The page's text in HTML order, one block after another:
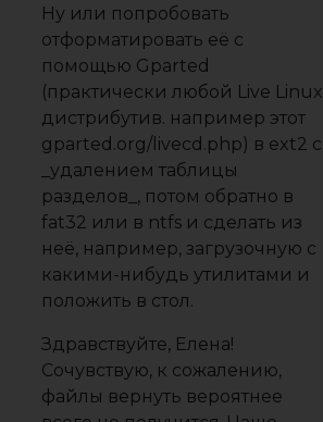
Ну или попробовать
отформатировать её с
помощью Gparted
(практически любой Live Linux
дистрибутив. например этот
gparted.org/livecd.php) в ext2 с
_удалением таблицы
разделов_, потом обратно в
fat32 или в ntfs и сделать из
неё, например, загрузочную с
какими-нибудь утилитами и
положить в стол.
Здравствуйте, Елена!
Сочувствую, к сожалению,
файлы вернуть вероятнее